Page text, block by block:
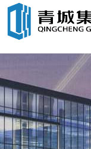
首页
荣誉资质
业务领域
新闻中心